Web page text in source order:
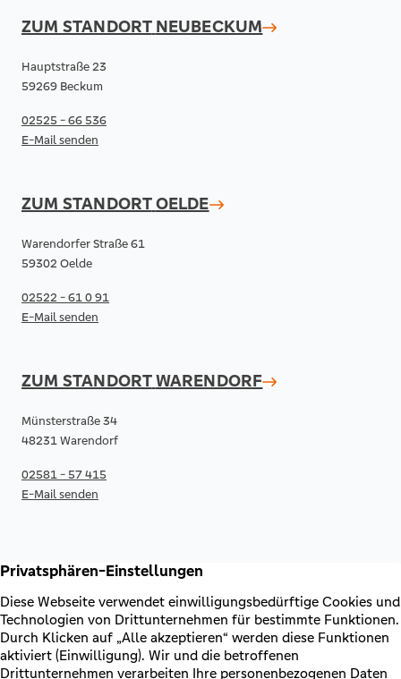
ZUM STANDORT NEUBECKUM
Hauptstraße 23
59269 Beckum
02525 - 66 536
E-Mail senden
ZUM STANDORTOELDE
Warendorfer Straße 61
59302 Oelde
02522 - 61 0 91
E-Mail senden
ZUM STANDORTWARENDORF
Münsterstraße 34
48231 Warendorf
02581 - 57 415
E-Mail senden
RECHTLICHES & KONTAKT
Kontakt
AGB & Sonderbedingungen
Erklärung zur Barrierefreiheit